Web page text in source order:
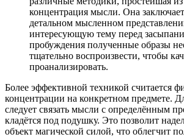
концентрация мысли. Она
детальном мысленном
интересующую тему перед
пробуждения полученные образы
тщательно воспроизвести, чтобы
проанализировать.
Более эффективной техникой считается
концентрации на конкретном предмете.
следует связать мысли с определённым
кладётся под подушку. Это позволит
объект магической силой, что облегчит